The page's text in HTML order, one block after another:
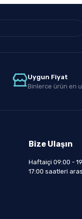
Uygun Fiyat
Binlerce ürün en
Bize Ulaşın
Haftaiçi 09:00 -
17:00 saatleri